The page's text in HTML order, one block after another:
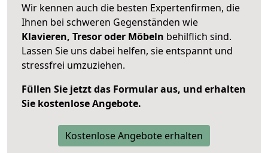
Wir kennen auch die besten Expertenfirmen, die
Ihnen bei schweren Gegenständen wie
Klavieren, Tresor oder Möbeln behilflich sind.
Lassen Sie uns dabei helfen, sie entspannt und
stressfrei umzuziehen.
Füllen Sie jetzt das Formular aus, und erhalten
Sie kostenlose Angebote.
Kostenlose Angebote erhalten